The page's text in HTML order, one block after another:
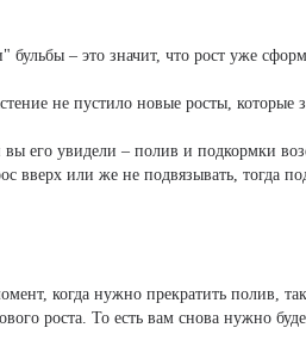
бульбы – это значит, что рост уже
не пустило новые росты, которые
вы его увидели – полив и подкормки
вверх или же не подвязывать, тогда
когда нужно прекратить полив,
роста. То есть вам снова нужно